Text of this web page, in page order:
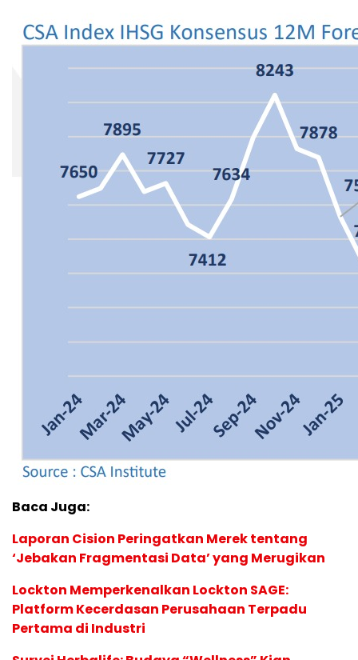
Baca Juga:
Laporan Cision Peringatkan Merek tentang
‘Jebakan Fragmentasi Data’ yang Merugikan
Lockton Memperkenalkan Lockton SAGE:
Platform Kecerdasan Perusahaan Terpadu
Pertama di Industri